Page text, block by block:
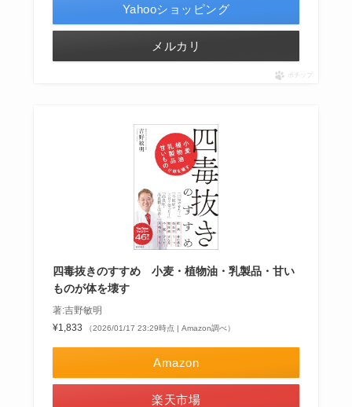
Yahooショッピング
メルカリ
ポチップ
四毒抜きのすすめ 小麦・植物油・乳製品・甘い
ものが体を壊す
著:吉野敏明
¥1,833
（2026/01/17 23:29時点 | Amazon調べ）
Amazon
楽天市場